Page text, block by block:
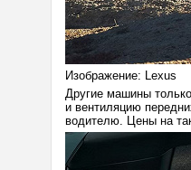
Изображение: Lexus
Другие машины
и вентиляцию
водителю. Цены на